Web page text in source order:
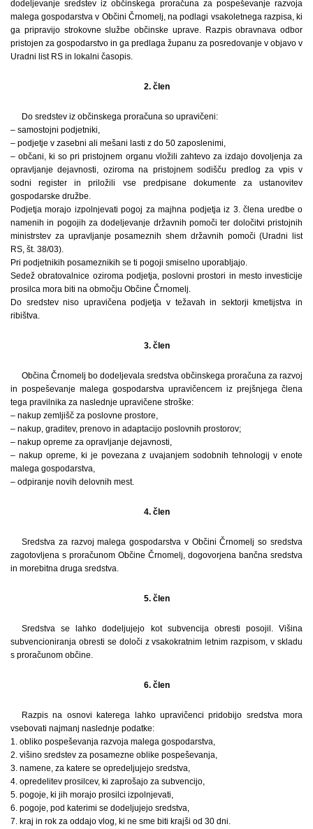
dodeljevanje sredstev iz občinskega proračuna za pospeševanje razvoja
malega gospodarstva v Občini Črnomelj, na podlagi vsakoletnega razpisa, ki
ga pripravijo strokovne službe občinske uprave. Razpis obravnava odbor
pristojen za gospodarstvo in ga predlaga županu za posredovanje v objavo v
Uradni list RS in lokalni časopis.
2. člen
Do sredstev iz občinskega proračuna so upravičeni:
– samostojni podjetniki,
– podjetje v zasebni ali mešani lasti z do 50 zaposlenimi,
– občani, ki so pri pristojnem organu vložili zahtevo za izdajo dovoljenja za
opravljanje dejavnosti, oziroma na pristojnem sodišču predlog za vpis v
sodni register in priložili vse predpisane dokumente za ustanovitev
gospodarske družbe.
Podjetja morajo izpolnjevati pogoj za majhna podjetja iz 3. člena uredbe o
namenih in pogojih za dodeljevanje državnih pomoči ter določitvi pristojnih
ministrstev za upravljanje posameznih shem državnih pomoči (Uradni list
RS, št. 38/03).
Pri podjetnikih posameznikih se ti pogoji smiselno uporabljajo.
Sedež obratovalnice oziroma podjetja, poslovni prostori in mesto investicije
prosilca mora biti na območju Občine Črnomelj.
Do sredstev niso upravičena podjetja v težavah in sektorji kmetijstva in
ribištva.
3. člen
Občina Črnomelj bo dodeljevala sredstva občinskega proračuna za razvoj
in pospeševanje malega gospodarstva upravičencem iz prejšnjega člena
tega pravilnika za naslednje upravičene stroške:
– nakup zemljišč za poslovne prostore,
– nakup, graditev, prenovo in adaptacijo poslovnih prostorov;
– nakup opreme za opravljanje dejavnosti,
– nakup opreme, ki je povezana z uvajanjem sodobnih tehnologij v enote
malega gospodarstva,
– odpiranje novih delovnih mest.
4. člen
Sredstva za razvoj malega gospodarstva v Občini Črnomelj so sredstva
zagotovljena s proračunom Občine Črnomelj, dogovorjena bančna sredstva
in morebitna druga sredstva.
5. člen
Sredstva se lahko dodeljujejo kot subvencija obresti posojil. Višina
subvencioniranja obresti se določi z vsakokratnim letnim razpisom, v skladu
s proračunom občine.
6. člen
Razpis na osnovi katerega lahko upravičenci pridobijo sredstva mora
vsebovati najmanj naslednje podatke:
1. obliko pospeševanja razvoja malega gospodarstva,
2. višino sredstev za posamezne oblike pospeševanja,
3. namene, za katere se opredeljujejo sredstva,
4. opredelitev prosilcev, ki zaprošajo za subvencijo,
5. pogoje, ki jih morajo prosilci izpolnjevati,
6. pogoje, pod katerimi se dodeljujejo sredstva,
7. kraj in rok za oddajo vlog, ki ne sme biti krajši od 30 dni.